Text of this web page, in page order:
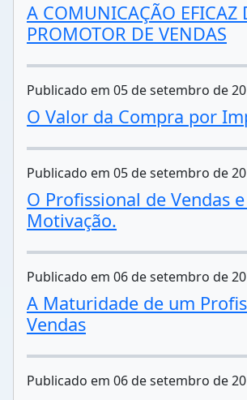
A COMUNICAÇÃO EFICAZ
PROMOTOR DE VENDAS
Publicado em 05 de setembro de
O Valor da Compra por
Publicado em 05 de setembro de
O Profissional de Vendas
Motivação.
Publicado em 06 de setembro de
A Maturidade de um
Vendas
Publicado em 06 de setembro de